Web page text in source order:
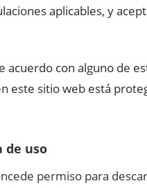
aplicables, y
acuerdo con alguno de
este sitio web está
de uso
permiso para